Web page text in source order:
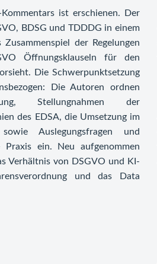
ist erschienen. Der
BDSG und TDDDG in einem
der Regelungen
Öffnungsklauseln für den
Die Schwerpunktsetzung
Die Autoren ordnen
Stellungnahmen der
des EDSA, die Umsetzung im
Auslegungsfragen und
ein. Neu aufgenommen
Verhältnis von DSGVO und KI-
und das Data